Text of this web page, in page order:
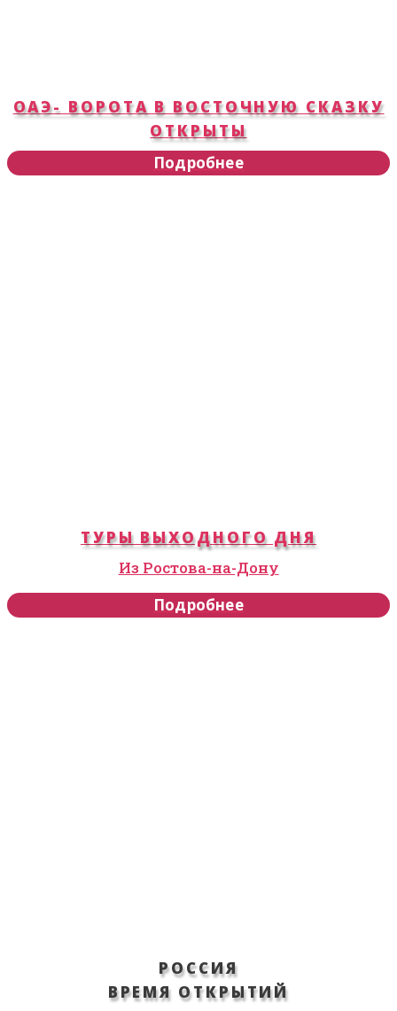
ОАЭ- ВОРОТА В ВОСТОЧНУЮ СКАЗКУ
ОТКРЫТЫ
Подробнее
ТУРЫ ВЫХОДНОГО ДНЯ
Из Ростова-на-Дону
Подробнее
РОССИЯ
ВРЕМЯ ОТКРЫТИЙ